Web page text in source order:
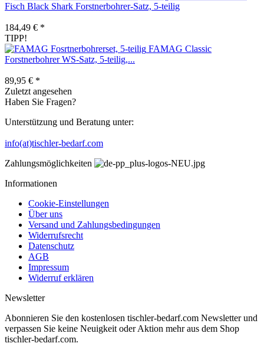
Fisch Black Shark Forstnerbohrer-Satz, 5-teilig
184,49 € *
TIPP!
FAMAG Classic
Forstnerbohrer WS-Satz, 5-teilig,...
89,95 € *
Zuletzt angesehen
Haben Sie Fragen?
Unterstützung und Beratung unter:
info(at)tischler-bedarf.com
Zahlungsmöglichkeiten
Informationen
Cookie-Einstellungen
Über uns
Versand und Zahlungsbedingungen
Widerrufsrecht
Datenschutz
AGB
Impressum
Widerruf erklären
Newsletter
Abonnieren Sie den kostenlosen tischler-bedarf.com Newsletter und
verpassen Sie keine Neuigkeit oder Aktion mehr aus dem Shop
tischler-bedarf.com.